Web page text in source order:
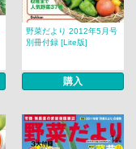
野菜だより 2012年5月号
別冊付録 [Lite版]
購入